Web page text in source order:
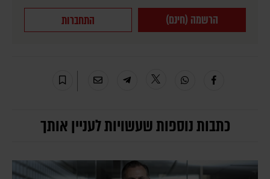
הרשמה (חינם) התחברות
כתבות נוספות שעשויות לעניין אותך